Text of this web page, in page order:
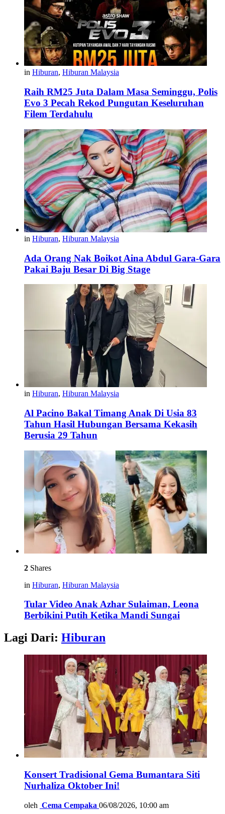
in Hiburan, Hiburan Malaysia
Raih RM25 Juta Dalam Masa Seminggu, Polis
Evo 3 Pecah Rekod Pungutan Keseluruhan
Filem Terdahulu
in Hiburan, Hiburan Malaysia
Ada Orang Nak Boikot Aina Abdul Gara-Gara
Pakai Baju Besar Di Big Stage
in Hiburan, Hiburan Malaysia
Al Pacino Bakal Timang Anak Di Usia 83
Tahun Hasil Hubungan Bersama Kekasih
Berusia 29 Tahun
2 Shares
in Hiburan, Hiburan Malaysia
Tular Video Anak Azhar Sulaiman, Leona
Berbikini Putih Ketika Mandi Sungai
Lagi Dari: Hiburan
Konsert Tradisional Gema Bumantara Siti
Nurhaliza Oktober Ini!
oleh Cema Cempaka 06/08/2026, 10:00 am